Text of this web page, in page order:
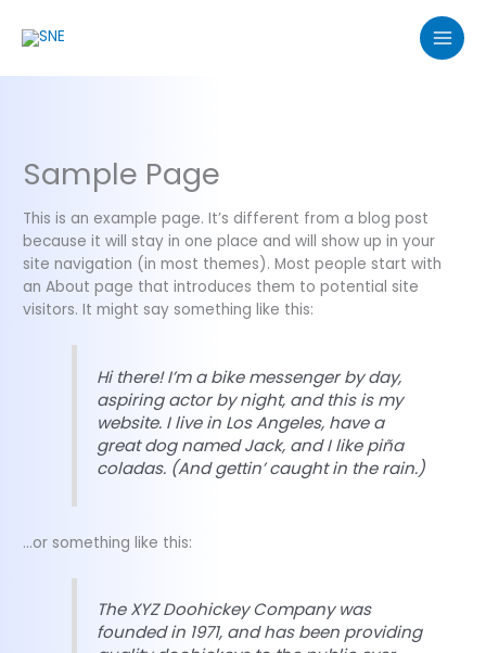
Sample Page
This is an example page. It’s different from a blog post
because it will stay in one place and will show up in your
site navigation (in most themes). Most people start with
an About page that introduces them to potential site
visitors. It might say something like this:
Hi there! I’m a bike messenger by day,
aspiring actor by night, and this is my
website. I live in Los Angeles, have a
great dog named Jack, and I like piña
coladas. (And gettin’ caught in the rain.)
…or something like this:
The XYZ Doohickey Company was
founded in 1971, and has been providing